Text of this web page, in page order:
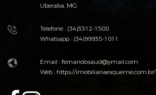
Uberaba, MG
Telefone : (34)3312-1500
Whatsapp : (34)99935-1011
Email :fernandosaud@ymail.com
Web :https://imobiliariaesqueme.com.br/